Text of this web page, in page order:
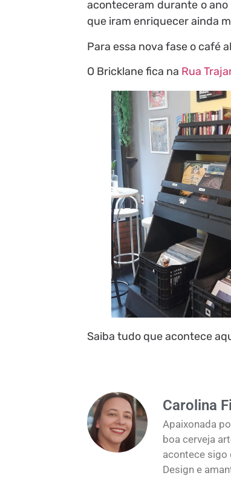
aconteceram durante o
que iram enriquecer ainda
Para essa nova fase o café
O Bricklane fica na Rua
Saiba tudo que acontece
Carolina
Apaixonada
boa cerveja
acontece sigo
Design e